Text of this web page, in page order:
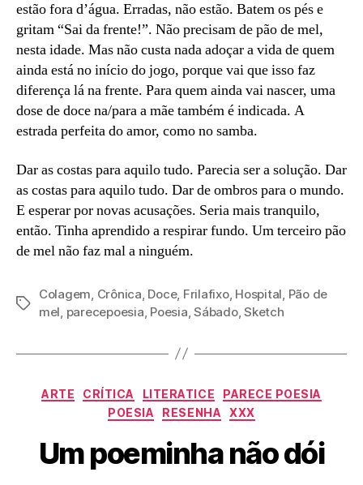
estão fora d’água. Erradas, não estão. Batem os pés e
gritam “Sai da frente!”. Não precisam de pão de mel,
nesta idade. Mas não custa nada adoçar a vida de quem
ainda está no início do jogo, porque vai que isso faz
diferença lá na frente. Para quem ainda vai nascer, uma
dose de doce na/para a mãe também é indicada. A
estrada perfeita do amor, como no samba.
Dar as costas para aquilo tudo. Parecia ser a solução. Dar
as costas para aquilo tudo. Dar de ombros para o mundo.
E esperar por novas acusações. Seria mais tranquilo,
então. Tinha aprendido a respirar fundo. Um terceiro pão
de mel não faz mal a ninguém.
Tags
Colagem, Crônica, Doce, Frilafixo, Hospital, Pão de
mel, parecepoesia, Poesia,Sábado,Sketch
Categorias
ARTE CRÍTICA LITERATICE
PARECE POESIA
POESIA
RESENHA XXX
Um poeminha não dói